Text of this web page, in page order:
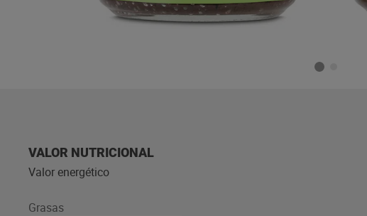
VALOR NUTRICIONAL
Valor energético
Grasas